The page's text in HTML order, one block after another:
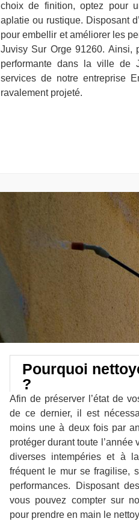
choix de finition, optez pour
aplatie ou rustique. Disposant
pour embellir et améliorer les
Juvisy Sur Orge 91260. Ainsi,
performante dans la ville de
services de notre entreprise
ravalement projeté.
Pourquoi
?
Afin de préserver l’état de
de ce dernier, il est
moins une à deux fois par
protéger durant toute
diverses intempéries et à
fréquent le mur se fragilise,
performances. Disposant
vous pouvez compter sur
pour prendre en main le